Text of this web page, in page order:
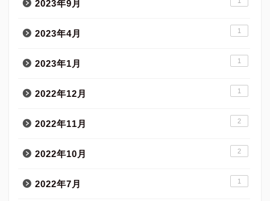
2023年9月
2023年4月 1
2023年1月 1
2022年12月 1
2022年11月 2
2022年10月 2
2022年7月 1